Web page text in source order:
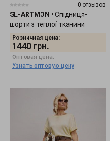
0 отзывов
SL-ARTMON • Спідниця-
шорти з теплої тканини
кольору капучино 270.2
Розничная цена:
1440 грн.
Оптовая цена:
Узнать оптовую цену